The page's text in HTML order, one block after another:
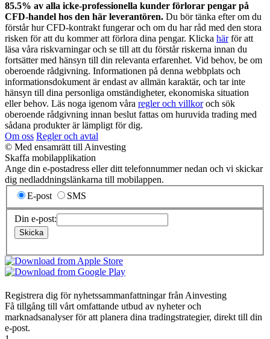
85.5% av alla icke-professionella kunder förlorar pengar på
CFD-handel hos den här leverantören. Du bör tänka efter om du
förstår hur CFD-kontrakt fungerar och om du har råd med den stora
risken för att du kommer att förlora dina pengar. Klicka härför att
läsa våra riskvarningar och se till att du förstår riskerna innan du
fortsätter med hänsyn till din relevanta erfarenhet. Vid behov, be om
oberoende rådgivning. Informationen på denna webbplats och
informationsdokument är endast av allmän karaktär, och tar inte
hänsyn till dina personliga omständigheter, ekonomiska situation
eller behov. Läs noga igenom våra regler och villkoroch sök
oberoende rådgivning innan beslut fattas om huruvida trading med
sådana produkter är lämpligt för dig.
Om oss Regler och avtal
© Med ensamrätt till Ainvesting
Skaffa mobilapplikation
Ange din e-postadress eller ditt telefonnummer nedan och vi skickar
dig nedladdningslänkarna till mobilappen.
E-post
SMS
Din e-post:
Registrera dig för nyhetssammanfattningar från Ainvesting
Få tillgång till vårt omfattande utbud av nyheter och
marknadsanalyser för att planera dina tradingstrategier, direkt till din
e-post.